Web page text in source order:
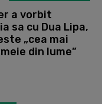
a vorbit
sa cu Dua Lipa,
„cea mai
din lume”